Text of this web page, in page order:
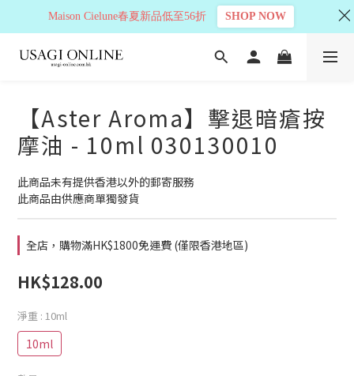
【Aster Aroma】擊退暗瘡按
摩油 - 10ml 030130010
此商品未有提供香港以外的郵寄服務
此商品由供應商單獨發貨
全店，購物滿HK$1800免運費 (僅限香港地區)
HK$128.00
淨重 : 10ml
10ml
Maison Cielune春夏新品低至56折 SHOP NOW